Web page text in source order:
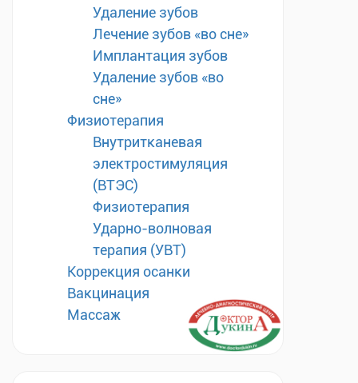
Удаление зубов
Лечение зубов «во сне»
Имплантация зубов
Удаление зубов «во
сне»
Физиотерапия
Внутритканевая
электростимуляция
(ВТЭС)
Физиотерапия
Ударно-волновая
терапия (УВТ)
Коррекция осанки
Вакцинация
Массаж